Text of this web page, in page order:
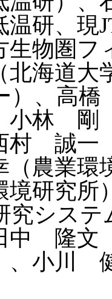
温研、
生物圏フ
海道大
）、高
小林 剛
村 誠一
農業環
境研究
究シス
中 隆文
、小川